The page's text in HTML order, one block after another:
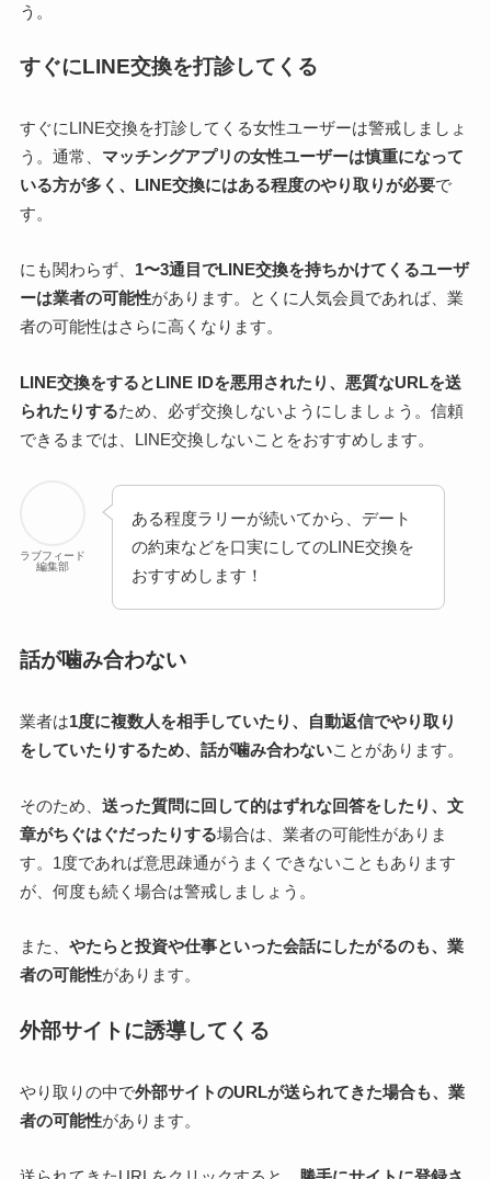
う。
すぐにLINE交換を打診してくる
すぐにLINE交換を打診してくる女性ユーザーは警戒しましょ
う。通常、 マッチングアプリの女性ユーザーは慎重になって
いる方が多く、LINE交換にはある程度のやり取りが必要で
す。
にも関わらず、 1〜3通目でLINE交換を持ちかけてくるユーザ
ーは業者の可能性があります。とくに人気会員であれば、業
者の可能性はさらに高くなります。
LINE交換をするとLINE IDを悪用されたり、悪質なURLを送
られたりするため、必ず交換しないようにしましょう。信頼
できるまでは、LINE交換しないことをおすすめします。
ラブフィード
編集部
ある程度ラリーが続いてから、デート
の約束などを口実にしてのLINE交換を
おすすめします！
話が噛み合わない
業者は1度に複数人を相手していたり、自動返信でやり取り
をしていたりするため、話が噛み合わないことがあります。
そのため、 送った質問に回して的はずれな回答をしたり、文
章がちぐはぐだったりする場合は、業者の可能性がありま
す。1度であれば意思疎通がうまくできないこともあります
が、何度も続く場合は警戒しましょう。
また、 やたらと投資や仕事といった会話にしたがるのも、業
者の可能性があります。
外部サイトに誘導してくる
やり取りの中で外部サイトのURLが送られてきた場合も、業
者の可能性があります。